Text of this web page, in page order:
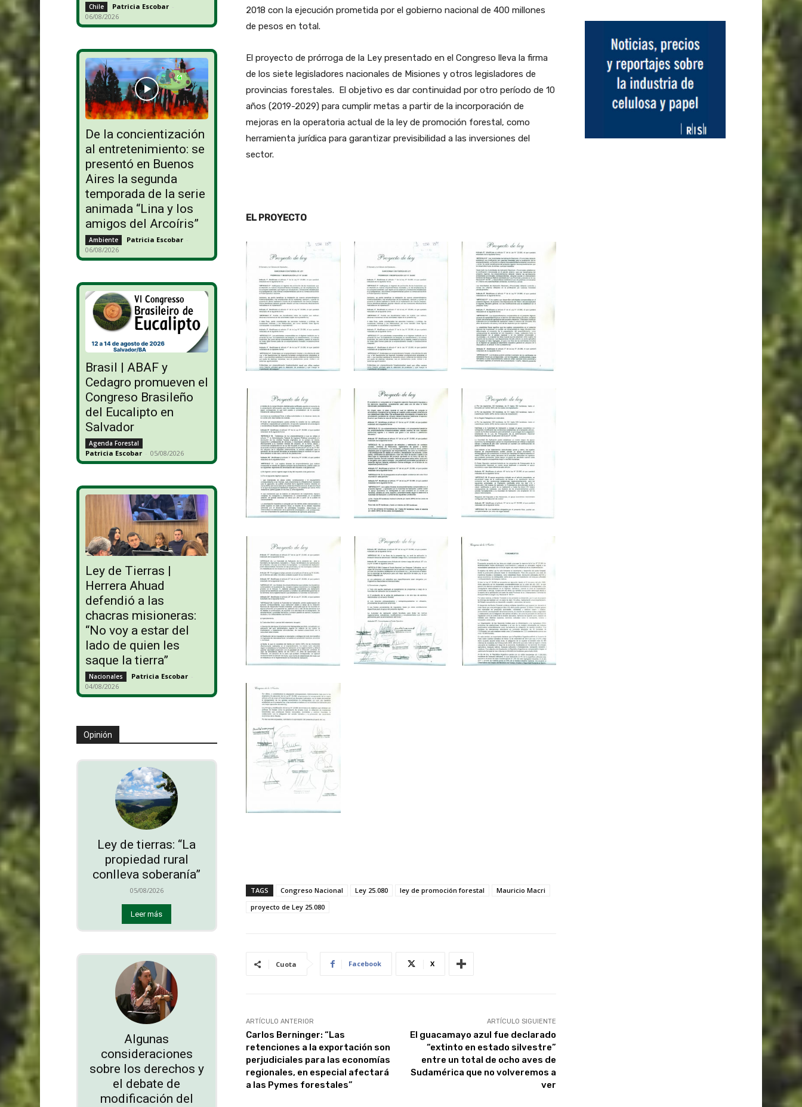
Chile Patricia Escobar -
06/08/2026
De la concientización
al entretenimiento: se
presentó en Buenos
Aires la segunda
temporada de la serie
animada “Lina y los
amigos del Arcoíris”
Ambiente Patricia Escobar -
06/08/2026
Brasil | ABAF y
Cedagro promueven el
Congreso Brasileño
del Eucalipto en
Salvador
Agenda Forestal
Patricia Escobar - 05/08/2026
Ley de Tierras |
Herrera Ahuad
defendió a las
chacras misioneras:
“No voy a estar del
lado de quien les
saque la tierra”
Nacionales Patricia Escobar -
04/08/2026
Opinión
Ley de tierras: “La
propiedad rural
conlleva soberanía”
05/08/2026
Leer más
Algunas
consideraciones
sobre los derechos y
el debate de
modificación del
2018 con la ejecución prometida por el gobierno nacional de 400 millones
de pesos en total.
El proyecto de prórroga de la Ley presentado en el Congreso lleva la firma
de los siete legisladores nacionales de Misiones y otros legisladores de
provincias forestales. El objetivo es dar continuidad por otro período de 10
años (2019-2029) para cumplir metas a partir de la incorporación de
mejoras en la operatoria actual de la ley de promoción forestal, como
herramienta jurídica para garantizar previsibilidad a las inversiones del
sector.
EL PROYECTO
TAGS Congreso Nacional Ley 25.080 ley de promoción forestal
Mauricio Macri
proyecto de Ley 25.080
Cuota Facebook X
ARTÍCULO ANTERIOR
Carlos Berninger: “Las
retenciones a la exportación son
perjudiciales para las economías
regionales, en especial afectará
a las Pymes forestales”
ARTÍCULO SIGUIENTE
El guacamayo azul fue declarado
“extinto en estado silvestre”
entre un total de ocho aves de
Sudamérica que no volveremos a
ver